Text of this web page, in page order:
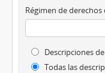
Descripciones
Todas las